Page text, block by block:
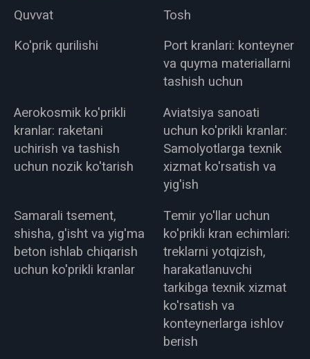
Quvvat
Tosh
Ko'prik qurilishi
Port kranlari: konteyner
va quyma materiallarni
tashish uchun
Aerokosmik ko'prikli
kranlar: raketani
uchirish va tashish
uchun nozik ko'tarish
Aviatsiya sanoati
uchun ko'prikli kranlar:
Samolyotlarga texnik
xizmat ko'rsatish va
yig'ish
Samarali tsement,
shisha, g'isht va yig'ma
beton ishlab chiqarish
uchun ko'prikli kranlar
Temir yo'llar uchun
ko'prikli kran echimlari:
treklarni yotqizish,
harakatlanuvchi
tarkibga texnik xizmat
ko'rsatish va
konteynerlarga ishlov
berish